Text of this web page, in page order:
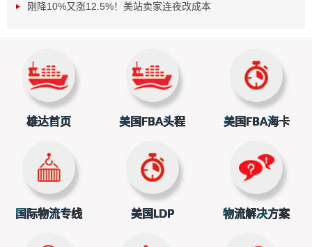
美国此举，表面是为回应选民对食品价格上涨的不满。
其在国际贸易中的策略调整，试图展现“灵活性”，维护美国贸
易地位。
巴西应对：立场坚定，收获颇丰
面对美国关税调整，巴西政府立场坚定且应对灵活。11
大进展”，但仍约22%对美出口商品受影响，巴西会乐观推进
谈判。
巴西总统卢拉更是硬刚到底，此前未做任何让步。此
次美国调整关税，卢拉称是“对话、外交和常识的胜利”，还表
刚降10%又涨12.5%！美站卖家连夜改成本
雄达首页 美国FBA头程 美国FBA海卡
国际物流专线 美国LDP 物流解决方案